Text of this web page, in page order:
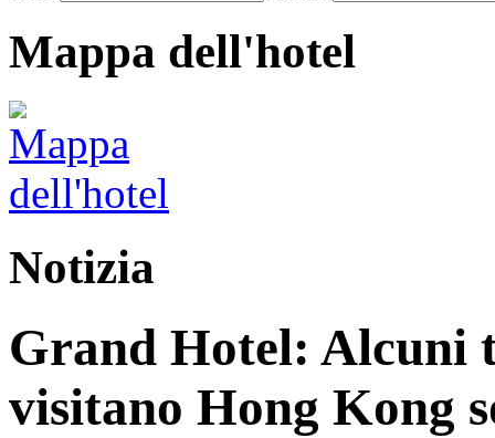
Mappa dell'hotel
Notizia
Grand Hotel: Alcuni
visitano Hong Kong